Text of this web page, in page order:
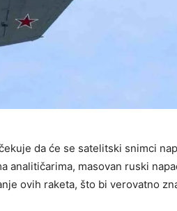
da će se satelitski snimci
analitičarima, masovan ruski
ovih raketa, što bi verovatno